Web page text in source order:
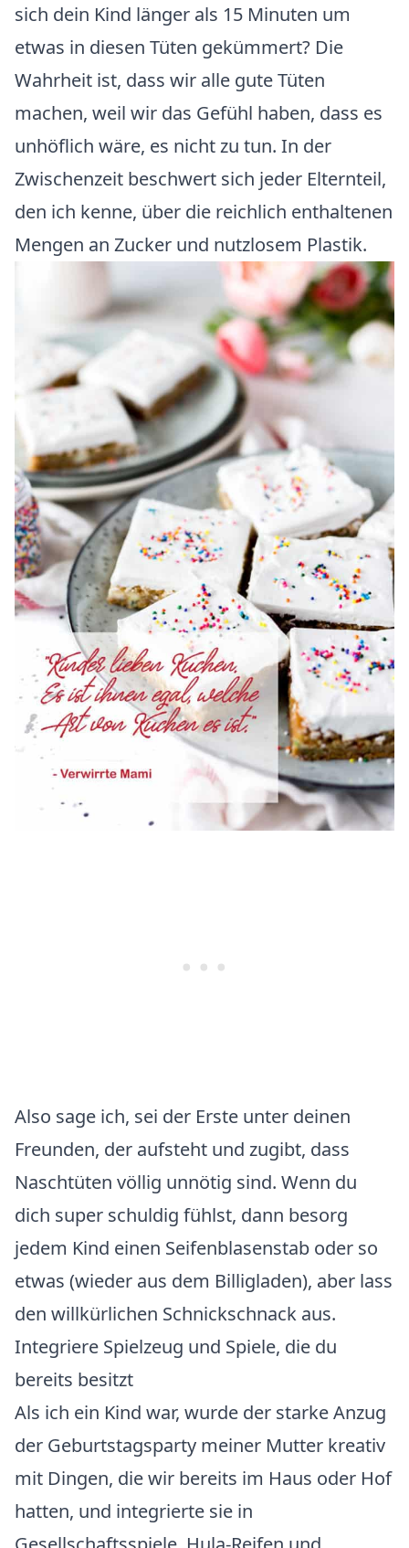
sich dein Kind länger als 15 Minuten um
etwas in diesen Tüten gekümmert? Die
Wahrheit ist, dass wir alle gute Tüten
machen, weil wir das Gefühl haben, dass es
unhöflich wäre, es nicht zu tun. In der
Zwischenzeit beschwert sich jeder Elternteil,
den ich kenne, über die reichlich enthaltenen
Mengen an Zucker und nutzlosem Plastik.
Also sage ich, sei der Erste unter deinen
Freunden, der aufsteht und zugibt, dass
Naschtüten völlig unnötig sind. Wenn du
dich super schuldig fühlst, dann besorg
jedem Kind einen Seifenblasenstab oder so
etwas (wieder aus dem Billigladen), aber lass
den willkürlichen Schnickschnack aus.
Integriere Spielzeug und Spiele, die du
bereits besitzt
Als ich ein Kind war, wurde der starke Anzug
der Geburtstagsparty meiner Mutter kreativ
mit Dingen, die wir bereits im Haus oder Hof
hatten, und integrierte sie in